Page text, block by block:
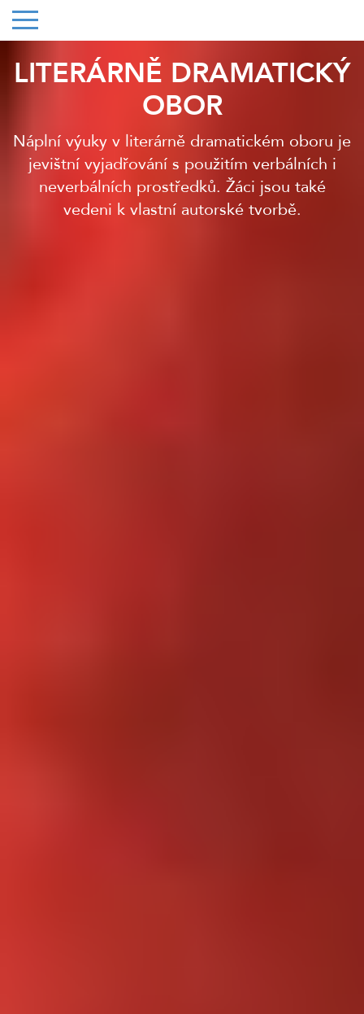
LITERÁRNĚ DRAMATICKÝ
OBOR
Náplní výuky v literárně dramatickém oboru je
jevištní vyjadřování s použitím verbálních i
neverbálních prostředků. Žáci jsou také
vedeni k vlastní autorské tvorbě.